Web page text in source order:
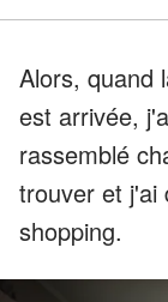
Alors, quand
est arrivée,
rassemblé
trouver et j'ai
shopping.